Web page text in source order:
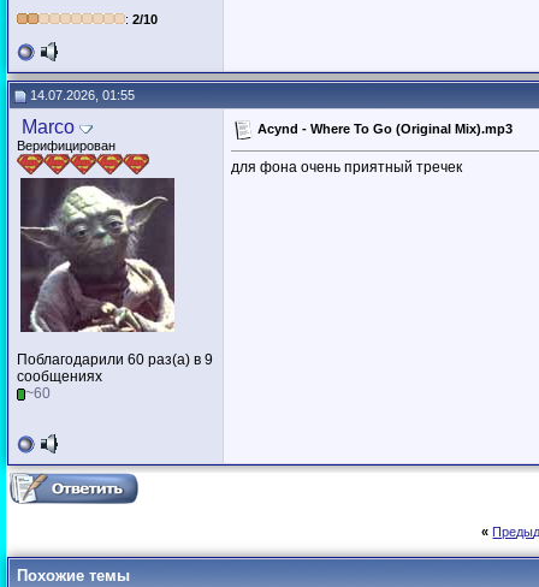
: 2/10
14.07.2026, 01:55
Marco
Верифицирован
Поблагодарили 60 раз(а) в 9
сообщениях
~60
Acynd - Where To Go (Original Mix).mp3
для фона очень приятный тречек
«
Похожие темы